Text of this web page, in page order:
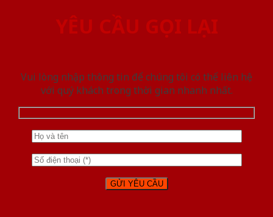
YÊU CẦU GỌI LẠI
Vui lòng nhập thông tin để chúng tôi có thể liên hệ
với quý khách trong thời gian nhanh nhất.